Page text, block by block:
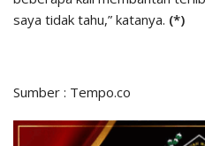
saya tidak tahu,” katanya. (*)
Sumber : Tempo.co